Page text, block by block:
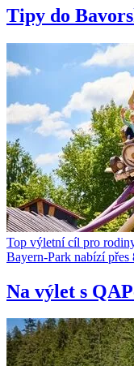
Tipy do
Top výletní cíl pro
Bayern-Park nabízí
Na výlet s